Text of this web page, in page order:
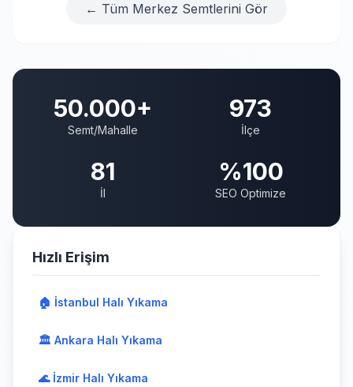
← Tüm Merkez Semtlerini Gör
50.000+
Semt/Mahalle
973
İlçe
81
İl
%100
SEO Optimize
Hızlı Erişim
🏠 İstanbul Halı Yıkama
🏛️ Ankara Halı Yıkama
🌊 İzmir Halı Yıkama